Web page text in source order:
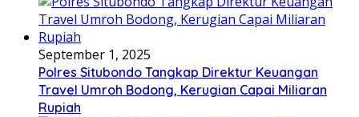
September 1, 2025
Polres Situbondo Tangkap Direktur Keuangan
Travel Umroh Bodong, Kerugian Capai Miliaran
Rupiah